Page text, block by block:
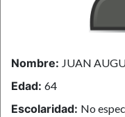
Nombre: JUAN
Edad: 64
Escolaridad: No